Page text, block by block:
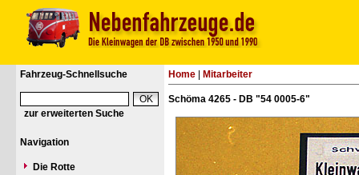
Fahrzeug-Schnellsuche
zur erweiterten Suche
Navigation
Die Rotte
Home Mitarbeiter
Schöma 4265 - DB "54 0005-6"